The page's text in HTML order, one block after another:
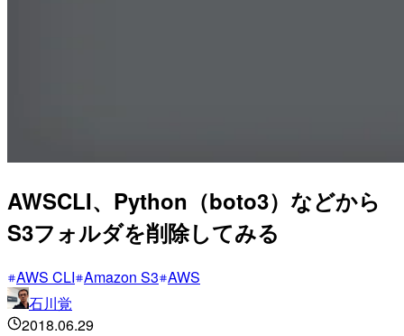
AWSCLI、Python（boto3）などから
S3フォルダを削除してみる
AWS CLI Amazon S3 AWS
石川覚
2018.06.29